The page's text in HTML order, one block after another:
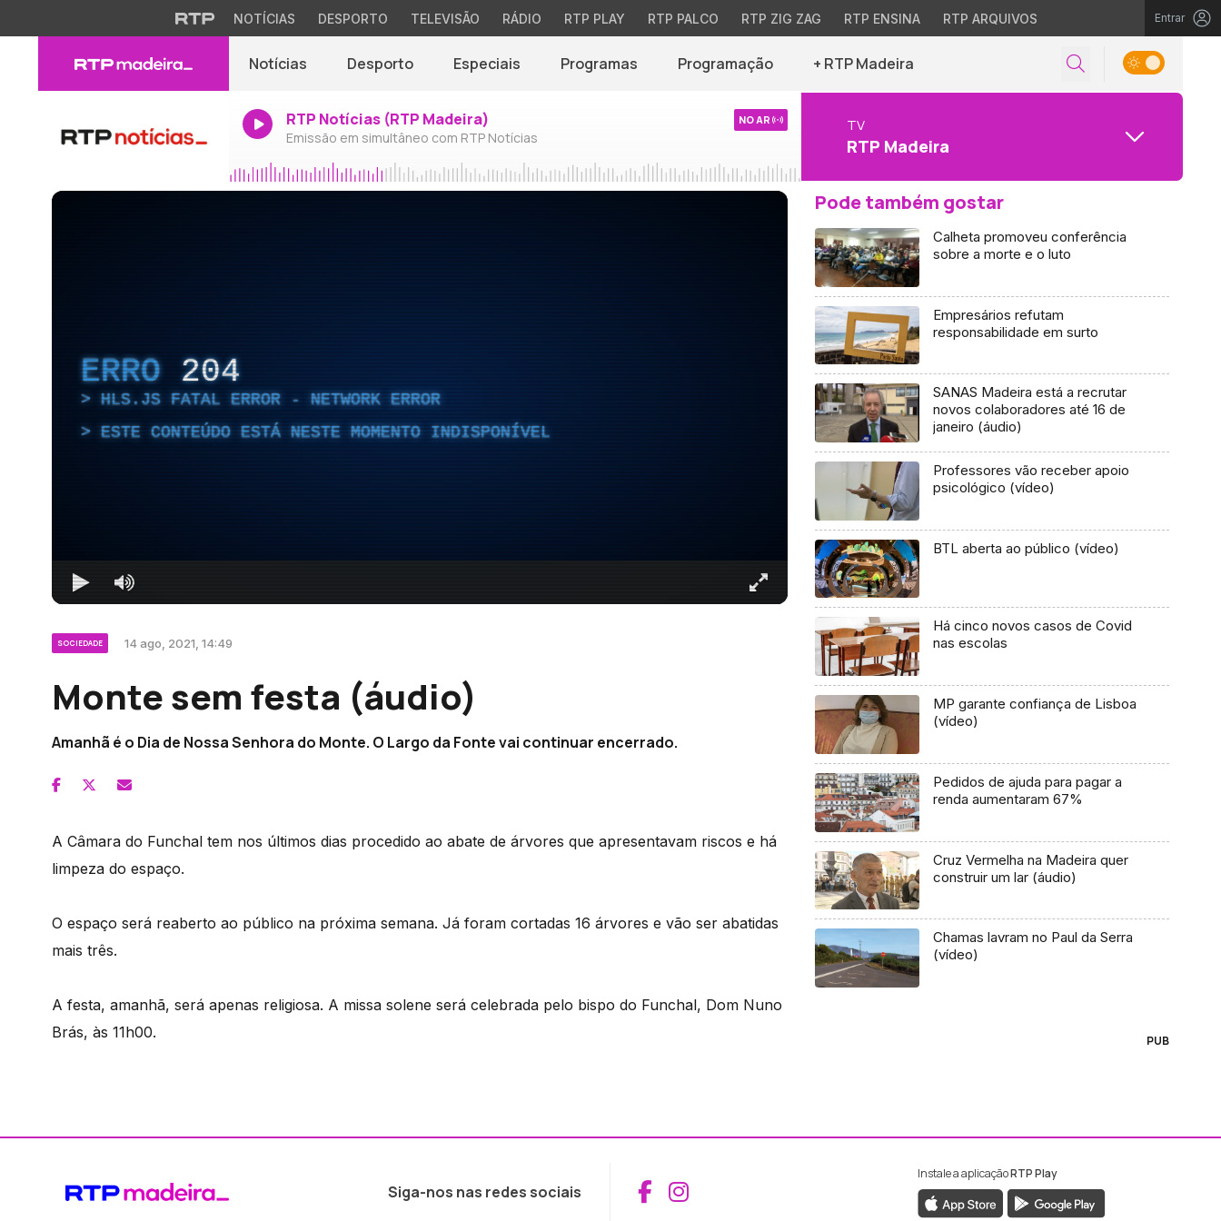
NOTÍCIAS DESPORTO TELEVISÃO RÁDIO RTP PLAY RTP PALCO RTP ZIG ZAG RTP ENSINA RTP ARQUIVOS Entrar
Notícias Desporto Especiais Programas Programação + RTP Madeira
RTP Notícias (RTP Madeira)
Emissão em simultâneo com RTP Notícias
NO AR TV
RTP Madeira
ERRO 204
HLS.JS FATAL ERROR - NETWORK ERROR
ESTE CONTEÚDO ESTÁ NESTE MOMENTO INDISPONÍVEL
SOCIEDADE 14 ago, 2021, 14:49
Monte sem festa (áudio)
Amanhã é o Dia de Nossa Senhora do Monte. O Largo da Fonte vai continuar encerrado.
A Câmara do Funchal tem nos últimos dias procedido ao abate de árvores que apresentavam riscos e há
limpeza do espaço.
O espaço será reaberto ao público na próxima semana. Já foram cortadas 16 árvores e vão ser abatidas
mais três.
A festa, amanhã, será apenas religiosa. A missa solene será celebrada pelo bispo do Funchal, Dom Nuno
Brás, às 11h00.
Pode também gostar
Calheta promoveu conferência
sobre a morte e o luto
Empresários refutam
responsabilidade em surto
SANAS Madeira está a recrutar
novos colaboradores até 16 de
janeiro (áudio)
Professores vão receber apoio
psicológico (vídeo)
BTL aberta ao público (vídeo)
Há cinco novos casos de Covid
nas escolas
MP garante confiança de Lisboa
(vídeo)
Pedidos de ajuda para pagar a
renda aumentaram 67%
Cruz Vermelha na Madeira quer
construir um lar (áudio)
Chamas lavram no Paul da Serra
(vídeo)
PUB
Siga-nos nas redes sociais Aceder ao Facebook da RTP Madeira
Aceder ao Instagram da RTP Madeira
Instale a aplicaçãoRTP Play